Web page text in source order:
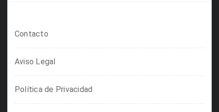
Contacto
Aviso Legal
Política de Privacidad